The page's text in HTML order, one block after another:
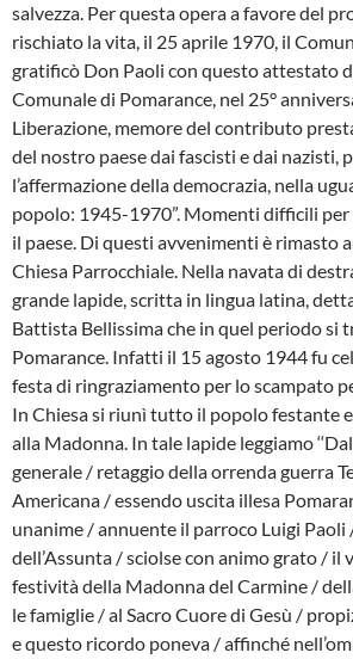
salvezza. Per questa opera a favore del
rischia­to la vita, il 25 aprile 1970, il
gratificò Don Paoli con que­sto attestato
Comu­nale di Pomarance, nel 25°
Liberazione, memore del contribu­to
del nostro paese dai fascisti e dai nazisti,
l’affermazione della democrazia, nella
popolo: 1945-1970”. Momenti difficili
il paese. Di questi avveni­menti è rimasto
Chiesa Parrocchiale. Nella navata di
grande lapide, scritta in lingua latina,
Battista Bellissima che in quel periodo si
Pomarance. Infatti il 15 agosto 1944 fu
fe­sta di ringraziamento per lo scampato
In Chiesa si riunì tut­to il popolo festante
alla Madonna. In tale lapide leggiamo
generale / re­taggio della orrenda guerra
Americana / essendo uscita illesa
unanime / an­nuente il parroco Luigi
dell’Assunta / sciolse con animo grato / il
festività della Madon­na del Carmine /
le famiglie / al Sacro Cuore di Gesù /
e questo ricordo poneva / affinché